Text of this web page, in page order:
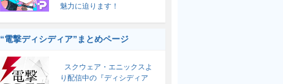
魅力に迫ります！
“電撃ディシディア”まとめページ
スクウェア・エニックスよ
り配信中の『ディシディア